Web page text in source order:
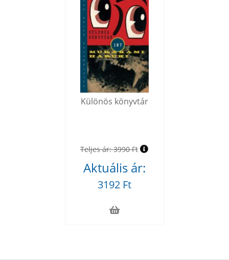
Különös könyvtár
Teljes ár:3990 Ft
Aktuális ár:
3192 Ft